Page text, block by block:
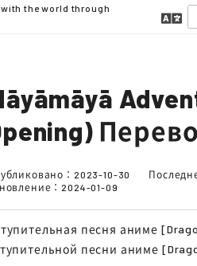
the world through
： 2023-10-30
： 2024-01-09
песня аниме
песни аниме